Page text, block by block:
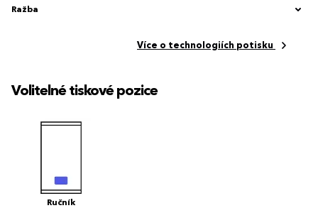
Ražba
Více o technologiích potisku
Volitelné tiskové pozice
Ručník